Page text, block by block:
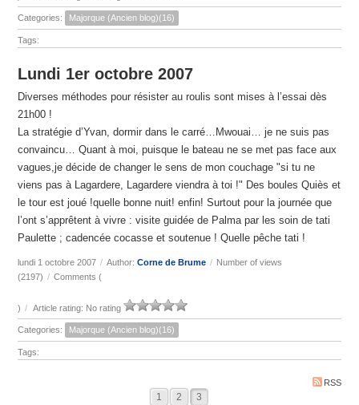
Categories: Majorque (Ancien blog)(16)
Tags:
Lundi 1er octobre 2007
Diverses méthodes pour résister au roulis sont mises à l’essai dès
21h00 !
La stratégie d’Yvan, dormir dans le carré…Mwouai… je ne suis pas
convaincu… Quant à moi, puisque le bateau ne se met pas face aux
vagues,je décide de changer le sens de mon couchage "si tu ne
viens pas à Lagardere, Lagardere viendra à toi !" Des boules Quiès et
le tour est joué !quelle bonne nuit! enfin! Surtout pour la journée que
l’ont s’apprêtent à vivre : visite guidée de Palma par les soin de tati
Paulette ; cadencée cocasse et soutenue ! Quelle pêche tati !
lundi 1 octobre 2007 / Author:Corne de Brume / Number of views
(2197) / Comments (
) / Article rating: No rating
Categories: Majorque (Ancien blog)(16)
Tags:
RSS
1 2 3